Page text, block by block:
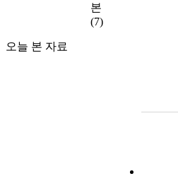
본
(7)
오늘 본 자료